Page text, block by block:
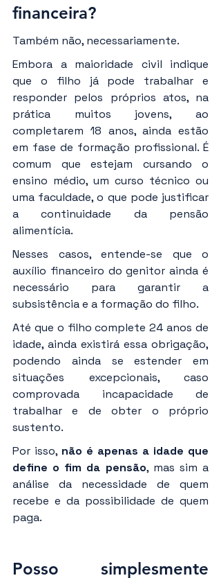
financeira?
Também não, necessariamente.
Embora a maioridade civil indique
que o filho já pode trabalhar e
responder pelos próprios atos, na
prática muitos jovens, ao
completarem 18 anos, ainda estão
em fase de formação profissional. É
comum que estejam cursando o
ensino médio, um curso técnico ou
uma faculdade, o que pode justificar
a continuidade da pensão
alimentícia.
Nesses casos, entende-se que o
auxílio financeiro do genitor ainda é
necessário para garantir a
subsistência e a formação do filho.
Até que o filho complete 24 anos de
idade, ainda existirá essa obrigação,
podendo ainda se estender em
situações excepcionais, caso
comprovada incapacidade de
trabalhar e de obter o próprio
sustento.
Por isso, não é apenas a idade que
define o fim da pensão, mas sim a
análise da necessidade de quem
recebe e da possibilidade de quem
paga.
Posso simplesmente